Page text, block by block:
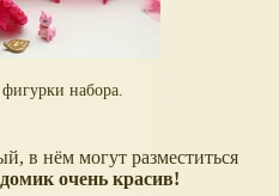
набора.
в нём могут разместиться
домик очень красив!